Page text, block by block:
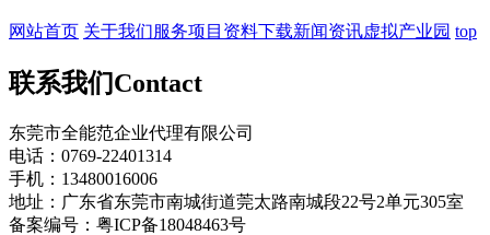
网站首页 关于我们服务项目 资料下载新闻资讯虚拟产业园 top
联系我们Contact
东莞市全能范企业代理有限公司
电话：0769-22401314
手机：13480016006
地址：广东省东莞市南城街道莞太路南城段22号2单元305室
备案编号：粤ICP备18048463号